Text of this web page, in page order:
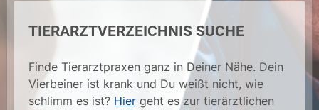
TIERARZTVERZEICHNIS SUCHE
Finde Tierarztpraxen ganz in Deiner Nähe. Dein
Vierbeiner ist krank und Du weißt nicht, wie
schlimm es ist? Hier geht es zur tierärztlichen